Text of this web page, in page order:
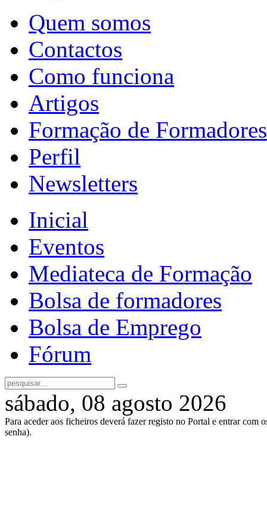
Quem somos
Contactos
Como funciona
Artigos
Formação de Formadores
Perfil
Newsletters
Inicial
Eventos
Mediateca de Formação
Bolsa de formadores
Bolsa de Emprego
Fórum
sábado, 08 agosto 2026
Para aceder aos ficheiros deverá fazer registo no Portal e entrar com
senha).